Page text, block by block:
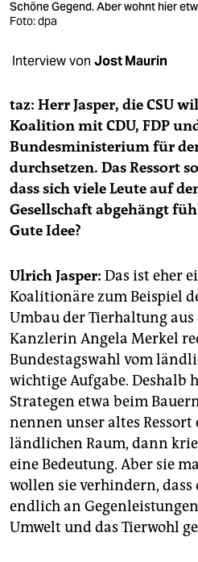
veranstaltungen
shop
unterstützen
abo
genossenschaft
epaper login
Schöne Gegend. Aber wohnt hier
Foto: dpa
Interview von Jost Maurin
taz: Herr Jasper, die CSU
Koalition mit CDU, FDP
Bundesministerium für
durchsetzen. Das Ressort
dass sich viele Leute auf
Gesellschaft abgehängt
Gute Idee?
Ulrich Jasper: Das ist eher
Koalitionäre zum Beispiel
Umbau der Tierhaltung
Kanzlerin Angela Merkel
Bundestagswahl vom
wichtige Aufgabe. Deshalb
Strategen etwa beim
nennen unser altes
ländlichen Raum, dann
eine Bedeutung. Aber sie
wollen sie verhindern,
endlich an
Umwelt und das Tierwohl